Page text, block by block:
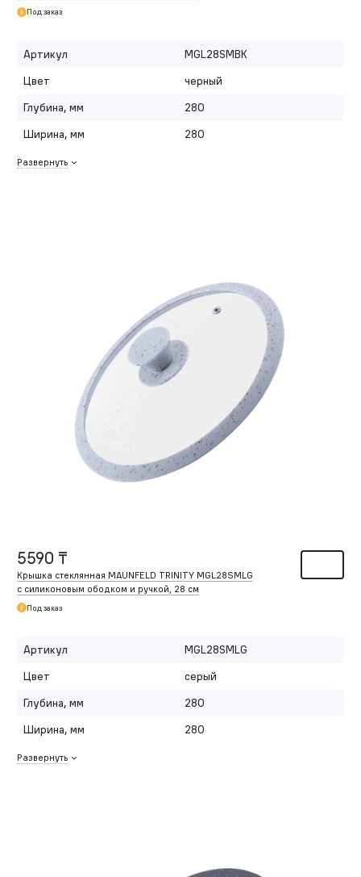
Под заказ
Артикул
MGL28SMBK
Цвет
черный
Глубина, мм
280
Ширина, мм
280
Развернуть
5590 ₸
Крышка стеклянная MAUNFELD TRINITY MGL28SMLG
с силиконовым ободком и ручкой, 28 см
Под заказ
Артикул
MGL28SMLG
Цвет
серый
Глубина, мм
280
Ширина, мм
280
Развернуть